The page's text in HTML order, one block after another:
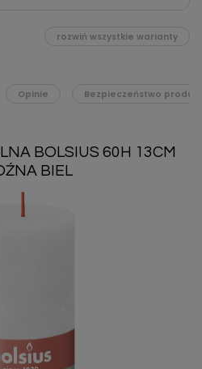
rozwiń wszystkie warianty
Opinie Bezpieczeństwo
BOLSIUS 60H 13CM
BIEL